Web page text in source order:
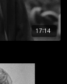
17:14